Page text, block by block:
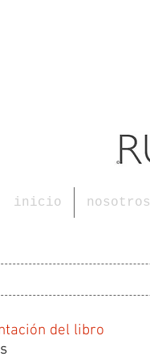
inicio nosotros
del libro